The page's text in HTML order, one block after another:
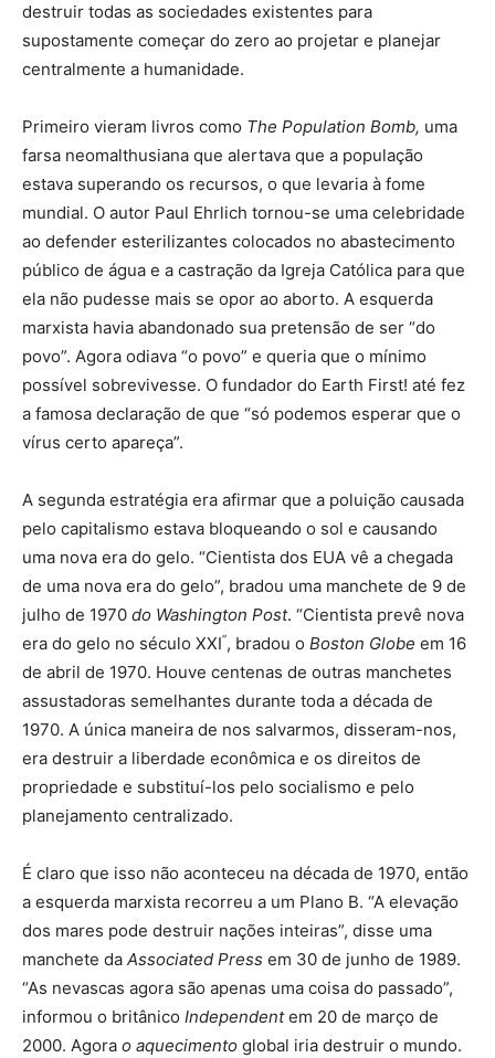
destruir todas as sociedades existentes para
supostamente começar do zero ao projetar e planejar
centralmente a humanidade.
Primeiro vieram livros como The Population Bomb, uma
farsa neomalthusiana que alertava que a população
estava superando os recursos, o que levaria à fome
mundial. O autor Paul Ehrlich tornou-se uma celebridade
ao defender esterilizantes colocados no abastecimento
público de água e a castração da Igreja Católica para que
ela não pudesse mais se opor ao aborto. A esquerda
marxista havia abandonado sua pretensão de ser “do
povo”. Agora odiava “o povo” e queria que o mínimo
possível sobrevivesse. O fundador do Earth First! até fez
a famosa declaração de que “só podemos esperar que o
vírus certo apareça”.
A segunda estratégia era afirmar que a poluição causada
pelo capitalismo estava bloqueando o sol e causando
uma nova era do gelo. “Cientista dos EUA vê a chegada
de uma nova era do gelo”, bradou uma manchete de 9 de
julho de 1970 do Washington Post. “Cientista prevê nova
era do gelo no século XXI”, bradou o Boston Globe em 16
de abril de 1970. Houve centenas de outras manchetes
assustadoras semelhantes durante toda a década de
1970. A única maneira de nos salvarmos, disseram-nos,
era destruir a liberdade econômica e os direitos de
propriedade e substituí-los pelo socialismo e pelo
planejamento centralizado.
É claro que isso não aconteceu na década de 1970, então
a esquerda marxista recorreu a um Plano B. “A elevação
dos mares pode destruir nações inteiras”, disse uma
manchete da Associated Press em 30 de junho de 1989.
“As nevascas agora são apenas uma coisa do passado”,
informou o britânico Independentem 20 de março de
2000. Agora o aquecimento global iria destruir o mundo.